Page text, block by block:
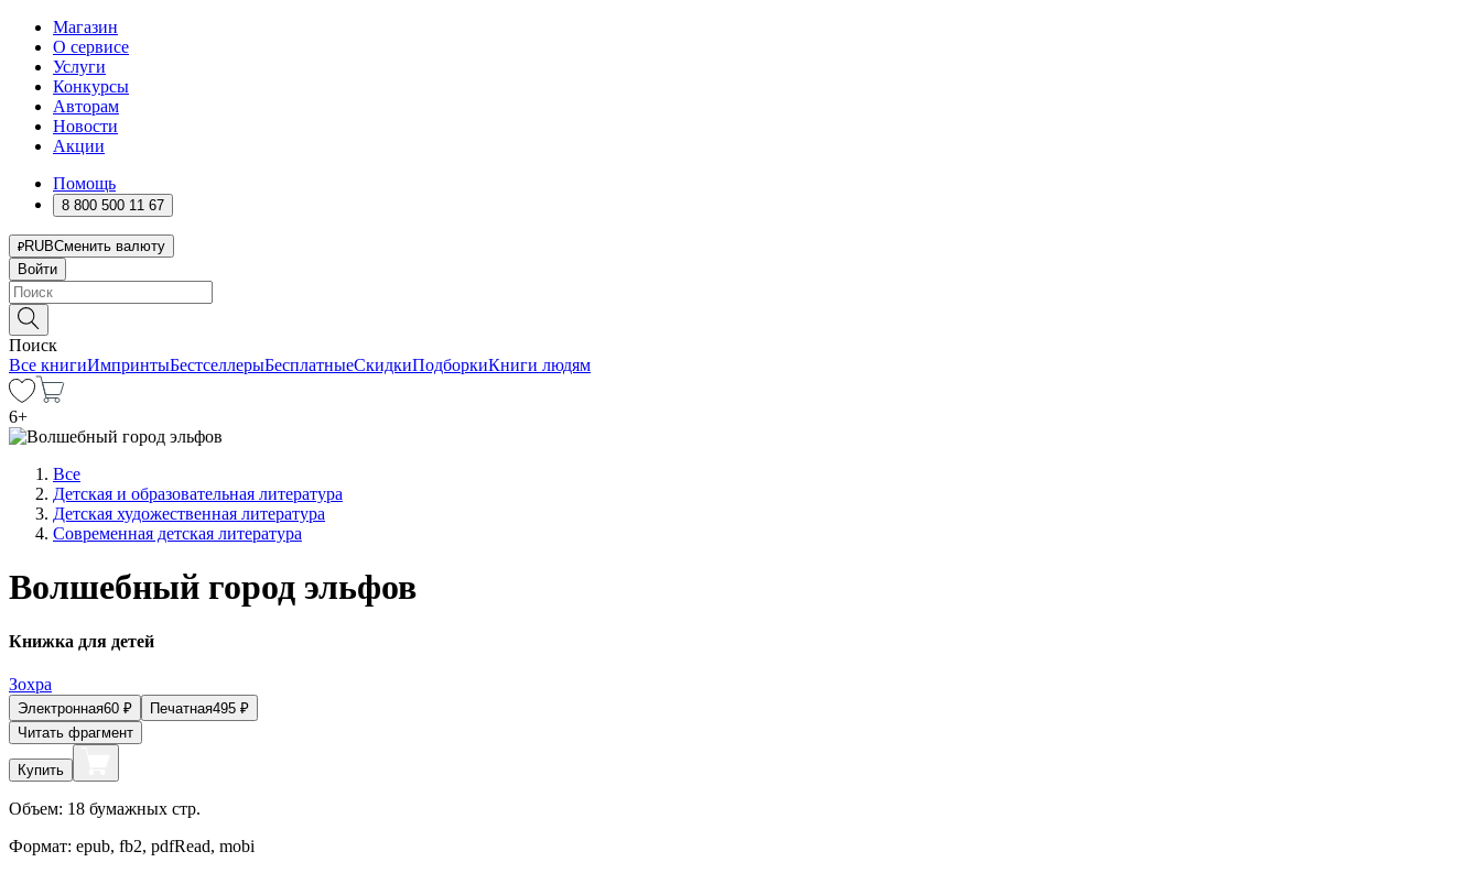
Магазин
О сервисе
Услуги
Конкурсы
Авторам
Новости
Акции
Помощь
8 800 500 11 67
RUBСменить валюту
Войти
Поиск
Все книгиИмпринтыБестселлерыБесплатныеСкидкиПодборкиКниги людям
6+
Все
Детская и образовательная литература
Детская художественная литература
Современная детская литература
Волшебный город эльфов
Книжка для детей
Зохра
Электронная60 ₽ Печатная495 ₽
Читать фрагмент
Купить
Объем: 18 бумажных стр.
Формат: epub, fb2, pdfRead, mobi